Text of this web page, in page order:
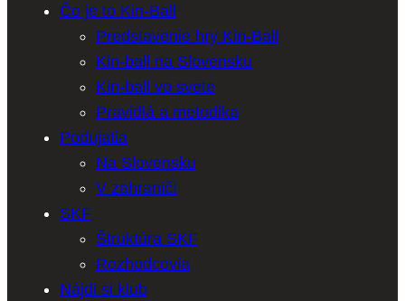
Čo je to Kin-Ball
Predstavenie hry Kin-Ball
Kin-ball na Slovensku
Kin-ball vo svete
Pravidlá a metodika
Podujatia
Na Slovensku
V zahraničí
SKF
Štruktúra SKF
Rozhodcovia
Nájdi si klub